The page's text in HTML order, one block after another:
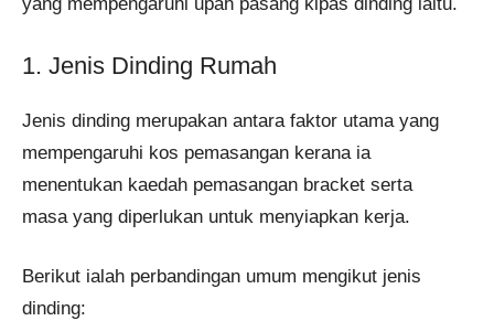
yang mempengaruhi upah pasang kipas dinding iaitu.
1. Jenis Dinding Rumah
Jenis dinding merupakan antara faktor utama yang
mempengaruhi kos pemasangan kerana ia
menentukan kaedah pemasangan bracket serta
masa yang diperlukan untuk menyiapkan kerja.
Berikut ialah perbandingan umum mengikut jenis
dinding: